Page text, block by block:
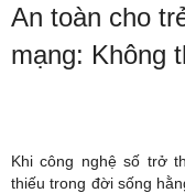
An toàn cho
mạng: Không
Khi công nghệ số trở
thiếu trong đời sống